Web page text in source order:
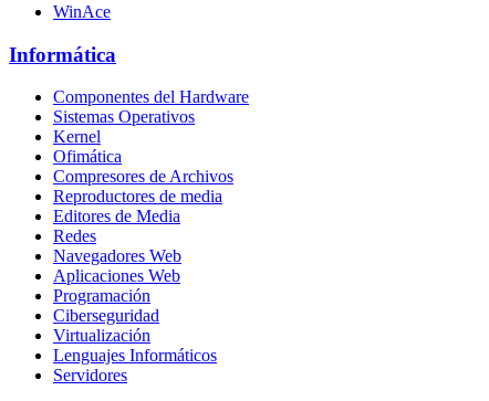
WinAce
Informática
Componentes del Hardware
Sistemas Operativos
Kernel
Ofimática
Compresores de Archivos
Reproductores de media
Editores de Media
Redes
Navegadores Web
Aplicaciones Web
Programación
Ciberseguridad
Virtualización
Lenguajes Informáticos
Servidores